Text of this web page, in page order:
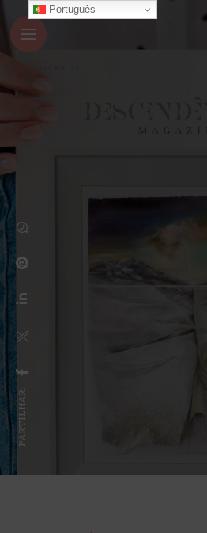
PARTILHAR:
Português